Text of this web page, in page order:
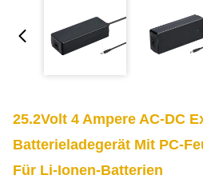
25.2Volt 4 Ampere AC-DC
Batterieladegerät Mit PC-
Für Li-Ionen-Batterien